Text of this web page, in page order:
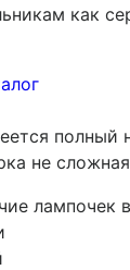
как
полный
не
лампочек